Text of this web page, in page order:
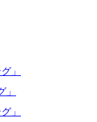
」
」